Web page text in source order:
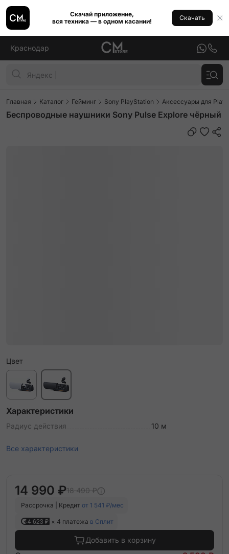
Скачай приложение,
вся техника — в одном касании!
Скачать
Краснодар
Главная Каталог Гейминг Sony PlayStation Аксессуары для
Беспроводные наушники Sony Pulse Explore чёрный
Цвет
Характеристики
Радиус действия 10 м
Все характеристики
14 990 ₽18 490 ₽
Рассрочка | Кредит от 1 541 ₽/мес
4 623 ₽ × 4 платежа в Сплит
Добавить в корзину